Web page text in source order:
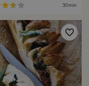
30min